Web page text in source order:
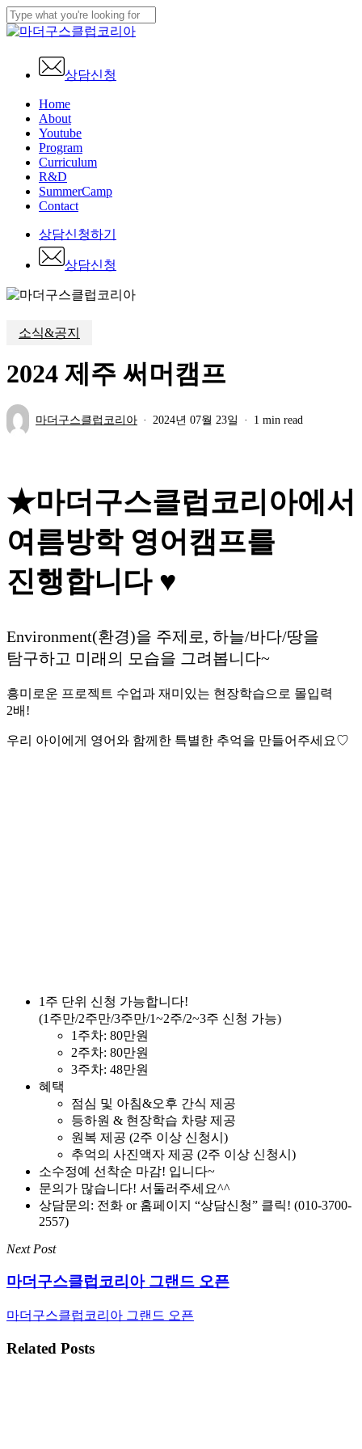
Skip
to
main
content
Close
상담신청
Menu
Home
About
Youtube
Program
Curriculum
R&D
SummerCamp
Contact
상담신청하기
상담신청
소식&공지
2024 제주 써머캠프
마더구스클럽코리아 2024년 07월 23일 1 min read
★마더구스클럽코리아에서
여름방학 영어캠프를
진행합니다 ♥
Environment(환경)을 주제로, 하늘/바다/땅을
탐구하고 미래의 모습을 그려봅니다~
흥미로운 프로젝트 수업과 재미있는 현장학습으로 몰입력
2배!
우리 아이에게 영어와 함께한 특별한 추억을 만들어주세요♡
1주 단위 신청 가능합니다!
(1주만/2주만/3주만/1~2주/2~3주 신청 가능)
1주차: 80만원
2주차: 80만원
3주차: 48만원
혜택
점심 및 아침&오후 간식 제공
등하원 & 현장학습 차량 제공
원복 제공 (2주 이상 신청시)
추억의 사진액자 제공 (2주 이상 신청시)
소수정예 선착순 마감! 입니다~
문의가 많습니다! 서둘러주세요^^
상담문의: 전화 or 홈페이지 “상담신청” 클릭! (010-3700-
2557)
Next Post
마더구스클럽코리아 그랜드 오픈
마더구스클럽코리아 그랜드 오픈
Related Posts